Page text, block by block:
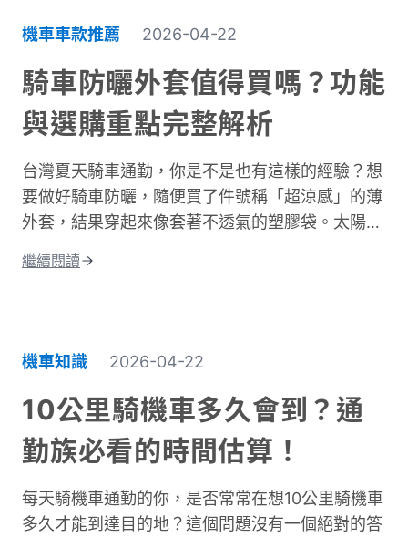
擊。當你在冬季騎車時，迎面而來的強風會快速破
壞人體周圍的隔熱空氣層。即使環境溫度有
10°C，在時速 50 公里的風壓下，體感溫度約降至
5 至 6°C 左右，溫降幅度接近一半。 更糟的是，
台灣冬季平均相對濕度經常高於75%。潮濕空氣傳
灌進衣服裡，身體必須消耗更多能量去加熱這些水
分子，騎車保暖變得格外困難。這就是為什麼一件
真正有效的防寒外套對機車族來說不只是選配，而
是冬季的必需品。接下來我們將深入分析如何挑選
機車車款推薦 2026-04-22
騎車防曬外套值得買嗎？功能
與選購重點完整解析
台灣夏天騎車通勤，你是不是也有這樣的經驗？想
要做好騎車防曬，隨便買了件號稱「超涼感」的薄
外套，結果穿起來像套著不透氣的塑膠袋。太陽確
境，許多騎士都遇過。一件真正好的騎車防曬外套
帶你了解如何挑選適合的防曬外套，讓你在烈日下
騎車依然保持舒適，不再當冤大頭。
繼續閱讀
機車知識 2026-04-22
10公里騎機車多久會到？通
勤族必看的時間估算！
每天騎機車通勤的你，是否常常在想10公里騎機車
多久才能到達目的地？這個問題沒有一個絕對的答